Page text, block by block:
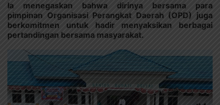
Ia menegaskan bahwa dirinya bersama para
pimpinan Organisasi Perangkat Daerah (OPD) juga
berkomitmen untuk hadir menyaksikan berbagai
pertandingan bersama masyarakat.